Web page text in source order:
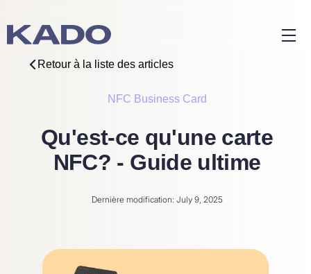
Retour à la liste des articles
NFC Business Card
Qu'est-ce qu'une carte
NFC? - Guide ultime
Dernière modification: July 9, 2025